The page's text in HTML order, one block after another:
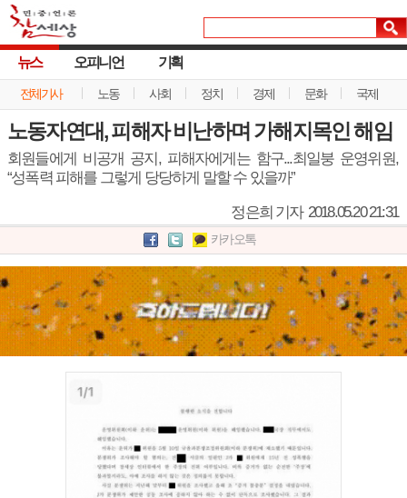
뉴스
전체기사 노동 사회 정치 경제 문화 국제
오피니언 기획
노동자연대, 피해자 비난하며 가해지목인 해임
회원들에게 비공개 공지, 피해자에게는 함구...최일붕 운영위원,
“성폭력 피해를 그렇게 당당하게 말할 수 있을까”
정은희 기자 2018.05.20 21:31
카카오톡